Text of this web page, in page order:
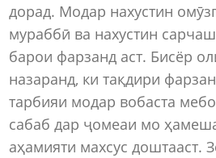
дорад. Модар нахустин
мураббӣ ва нахустин
барои фарзанд аст. Бисёр
назаранд, ки тақдири
тарбияи модар вобаста
сабаб дар ҷомеаи мо
аҳамияти махсус доштааст.